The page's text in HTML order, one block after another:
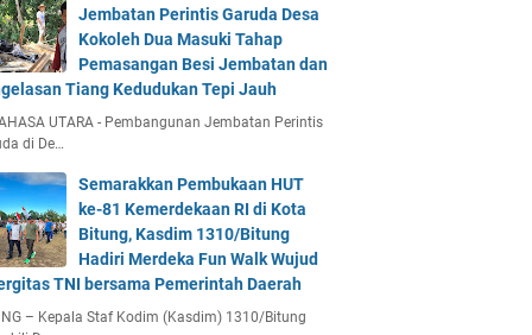
Jembatan Perintis Garuda Desa
Kokoleh Dua Masuki Tahap
Pemasangan Besi Jembatan dan
Tiang Kedudukan Tepi Jauh
UTARA - Pembangunan Jembatan Perintis
di De…
Semarakkan Pembukaan HUT
ke-81 Kemerdekaan RI di Kota
Bitung, Kasdim 1310/Bitung
Hadiri Merdeka Fun Walk Wujud
TNI bersama Pemerintah Daerah
– Kepala Staf Kodim (Kasdim) 1310/Bitung